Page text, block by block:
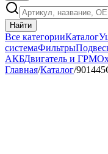
Найти
Все категорииКаталог
системаФильтры
АКБДвигатель и ГРМ
Главная/Каталог/